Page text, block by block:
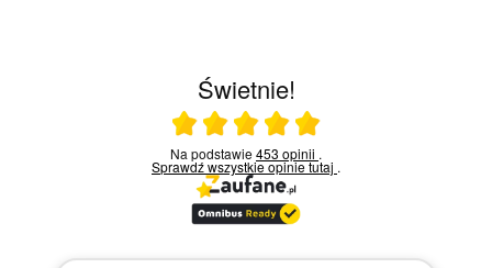
Świetnie!
Ocena średnia 5 na 5
Na podstawie453 opinii .
Sprawdź wszystkie opinietutaj .